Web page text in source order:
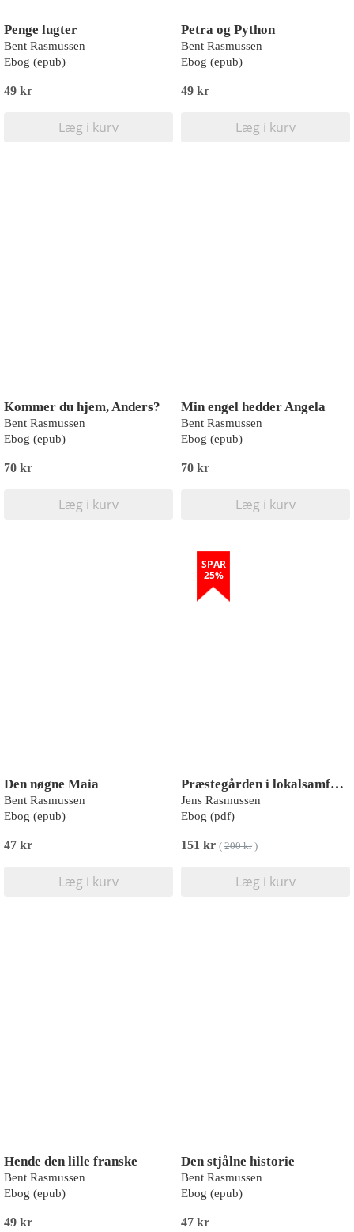
Penge lugter
Bent Rasmussen
Ebog (epub)
49 kr
Læg i kurv
Petra og Python
Bent Rasmussen
Ebog (epub)
49 kr
Læg i kurv
Kommer du hjem, Anders?
Bent Rasmussen
Ebog (epub)
70 kr
Læg i kurv
Min engel hedder Angela
Bent Rasmussen
Ebog (epub)
70 kr
Læg i kurv
Den nøgne Maia
Bent Rasmussen
Ebog (epub)
47 kr
Læg i kurv
SPAR
25%
Præstegården i lokalsamfundet
Jens Rasmussen
Ebog (pdf)
151 kr ( 200 kr)
Læg i kurv
Hende den lille franske
Bent Rasmussen
Ebog (epub)
49 kr
Den stjålne historie
Bent Rasmussen
Ebog (epub)
47 kr